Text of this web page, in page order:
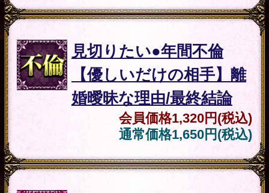
会員価格1,980円(税込)
▲カテゴリーTOPへ